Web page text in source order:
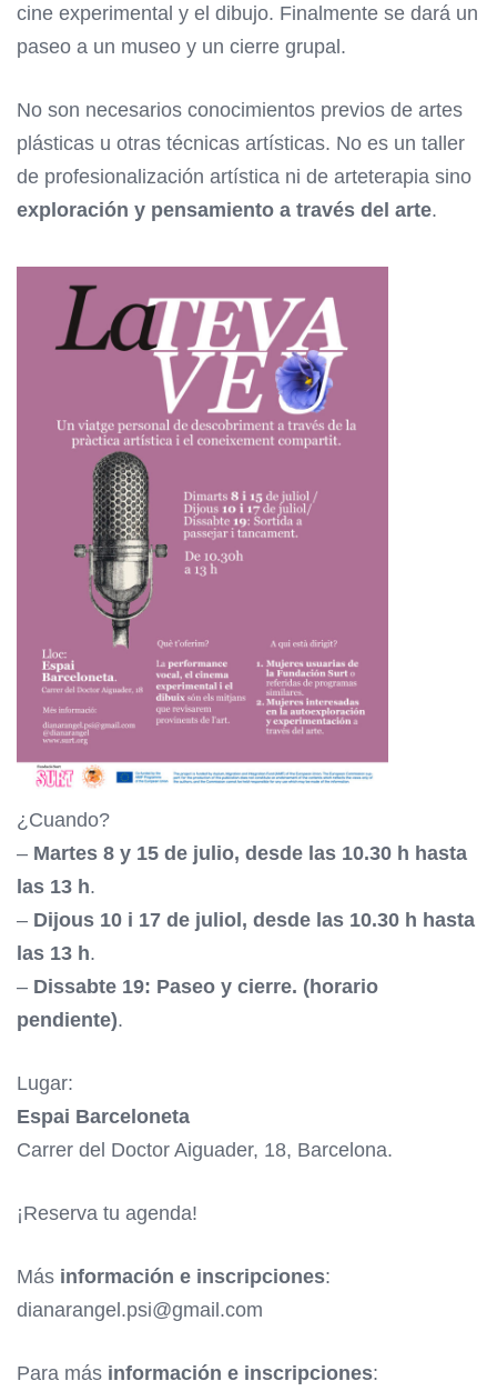
cine experimental y el dibujo. Finalmente se dará un
paseo a un museo y un cierre grupal.
No son necesarios conocimientos previos de artes
plásticas u otras técnicas artísticas. No es un taller
de profesionalización artística ni de arteterapia sino
exploración y pensamiento a través del arte.
¿Cuando?
– Martes 8 y 15 de julio, desde las 10.30 h hasta
las 13 h.
– Dijous 10 i 17 de juliol, desde las 10.30 h hasta
las 13 h.
– Dissabte 19: Paseo y cierre. (horario
pendiente).
Lugar:
Espai Barceloneta
Carrer del Doctor Aiguader, 18, Barcelona.
¡Reserva tu agenda!
Más información e inscripciones:
dianarangel.psi@gmail.com
Para más información e inscripciones: